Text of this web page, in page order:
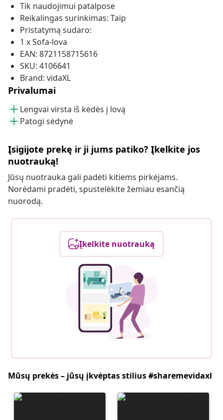
Tik naudojimui patalpose
Reikalingas surinkimas: Taip
Pristatymą sudaro:
1 x Sofa-lova
EAN: 8721158715616
SKU: 4106641
Brand: vidaXL
Privalumai
Lengvai virsta iš kėdės į lovą
Patogi sėdynė
Įsigijote prekę ir ji jums patiko? Įkelkite jos
nuotrauką!
Jūsų nuotrauka gali padėti kitiems pirkėjams.
Norėdami pradėti, spustelėkite žemiau esančią
nuorodą.
Įkelkite nuotrauką
Mūsų prekės – jūsų įkvėptas stilius #sharemevidaxl